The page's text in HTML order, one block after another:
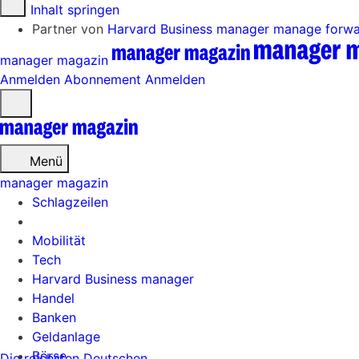
Zum Inhalt springen
Partner von Harvard Business manager manage
manager magazin
Anmelden Abonnement Anmelden
öffnen
Menü
Schlagzeilen
Mobilität
Tech
Harvard Business manager
Handel
Banken
Geldanlage
Börse
manager magazin